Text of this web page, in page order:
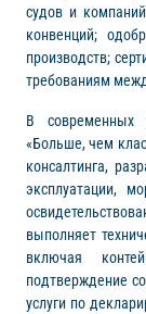
судов и
конвенций;
производств;
требованиям
В современных
«Больше, чем
консалтинга,
эксплуатации,
выполняет
включая
подтверждение
услуги по